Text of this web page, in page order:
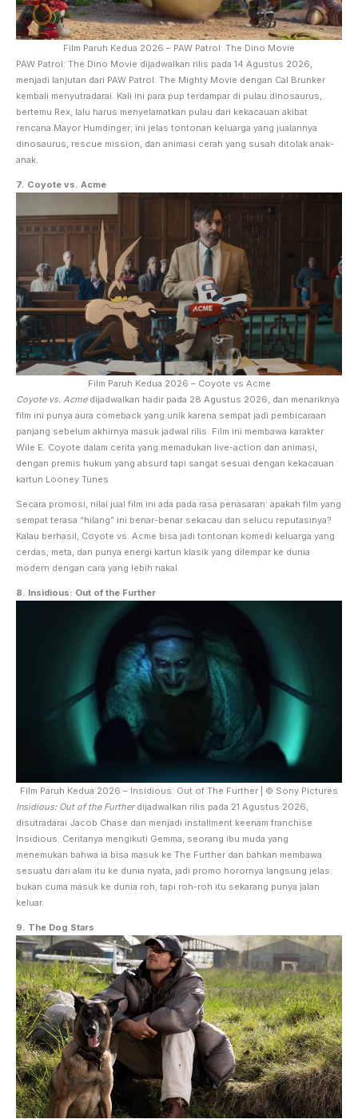
Film Paruh Kedua 2026 – PAW Patrol: The Dino Movie
PAW Patrol: The Dino Movie dijadwalkan rilis pada 14 Agustus 2026,
menjadi lanjutan dari PAW Patrol: The Mighty Movie dengan Cal Brunker
kembali menyutradarai. Kali ini para pup terdampar di pulau dinosaurus,
bertemu Rex, lalu harus menyelamatkan pulau dari kekacauan akibat
rencana Mayor Humdinger; ini jelas tontonan keluarga yang jualannya
dinosaurus, rescue mission, dan animasi cerah yang susah ditolak anak-
anak.
7. Coyote vs. Acme
Film Paruh Kedua 2026 – Coyote vs Acme
Coyote vs. Acmedijadwalkan hadir pada 28 Agustus 2026, dan menariknya
film ini punya aura comeback yang unik karena sempat jadi pembicaraan
panjang sebelum akhirnya masuk jadwal rilis. Film ini membawa karakter
Wile E. Coyote dalam cerita yang memadukan live-action dan animasi,
dengan premis hukum yang absurd tapi sangat sesuai dengan kekacauan
kartun Looney Tunes.
Secara promosi, nilai jual film ini ada pada rasa penasaran: apakah film yang
sempat terasa “hilang” ini benar-benar sekacau dan selucu reputasinya?
Kalau berhasil, Coyote vs. Acme bisa jadi tontonan komedi keluarga yang
cerdas, meta, dan punya energi kartun klasik yang dilempar ke dunia
modern dengan cara yang lebih nakal.
8. Insidious: Out of the Further
Film Paruh Kedua 2026 – Insidious: Out of The Further | © Sony Pictures
Insidious: Out of the Furtherdijadwalkan rilis pada 21 Agustus 2026,
disutradarai Jacob Chase dan menjadi installment keenam franchise
Insidious. Ceritanya mengikuti Gemma, seorang ibu muda yang
menemukan bahwa ia bisa masuk ke The Further dan bahkan membawa
sesuatu dari alam itu ke dunia nyata, jadi promo horornya langsung jelas:
bukan cuma masuk ke dunia roh, tapi roh-roh itu sekarang punya jalan
keluar.
9. The Dog Stars